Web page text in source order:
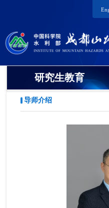
研究生教育
导师介绍